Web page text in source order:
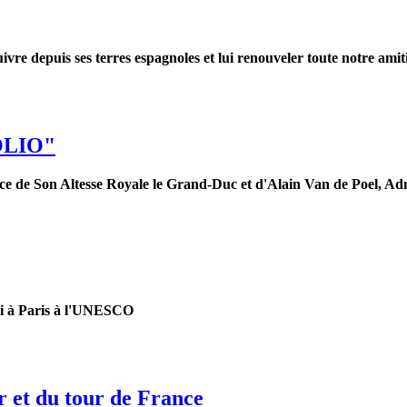
depuis ses terres espagnoles et lui renouveler toute notre
de Son Altesse Royale le Grand-Duc et d'Alain Van de Poel,
à Paris à l'UNESCO
et du tour de France